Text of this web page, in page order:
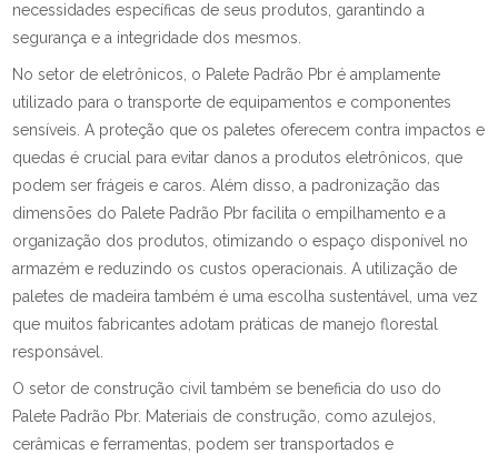
necessidades específicas de seus produtos, garantindo a
segurança e a integridade dos mesmos.
No setor de eletrônicos, o Palete Padrão Pbr é amplamente
utilizado para o transporte de equipamentos e componentes
sensíveis. A proteção que os paletes oferecem contra impactos e
quedas é crucial para evitar danos a produtos eletrônicos, que
podem ser frágeis e caros. Além disso, a padronização das
dimensões do Palete Padrão Pbr facilita o empilhamento e a
organização dos produtos, otimizando o espaço disponível no
armazém e reduzindo os custos operacionais. A utilização de
paletes de madeira também é uma escolha sustentável, uma vez
que muitos fabricantes adotam práticas de manejo florestal
responsável.
O setor de construção civil também se beneficia do uso do
Palete Padrão Pbr. Materiais de construção, como azulejos,
cerâmicas e ferramentas, podem ser transportados e